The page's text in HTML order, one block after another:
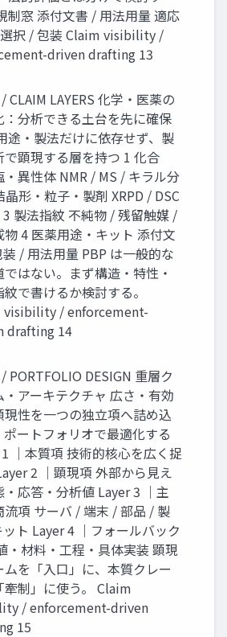
制窓 添付文書 / 用法用量 適応
択 / 包装 Claim visibility /
driven drafting 13
CLAIM LAYERS 化学・医薬の
：分析できる土台を先に確保
途・製法だけに依存せず、製
で顕現する層を持つ 1 化合
・異性体 NMR / MS / キラル分
晶形・粒子・製剤 XRPD / DSC
製法指紋 不純物 / 残留触媒 /
物 4 医薬用途・キット 添付文
/ 用法用量 PBP は一般的な
はない。まず構造・特性・
で書けるか検討する。
visibility / enforcement-
drafting 14
PORTFOLIO DESIGN 重層ク
・アーキテクチャ 広さ・有効
現性を一つの独立項へ詰め込
ポートフォリオで最適化する
｜本質項 技術的核心を広く捉
2 ｜顕現項 外部から見え
・応答・分析値 Layer 3 ｜主
流項 サーバ / 端末 / 部品 / 製
ト Layer 4 ｜フォールバック
・材料・工程・具体実装 顕現
ムを「入口」に、本質クレー
牽制」に使う。 Claim
/ enforcement-driven
15